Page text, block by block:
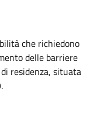
che richiedono
delle barriere
residenza, situata